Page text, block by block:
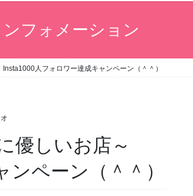
ンフォメーション
人フォロワー達成キャンペーン（＾＾）
優しいお店～
ペーン（＾＾）